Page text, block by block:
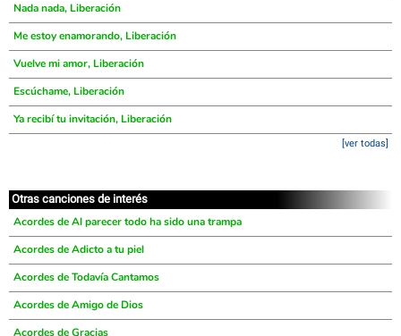
Nada nada, Liberación
Me estoy enamorando, Liberación
Vuelve mi amor, Liberación
Escúchame, Liberación
Ya recibí tu invitación, Liberación
[ver todas]
Otras canciones de interés
Acordes de Al parecer todo ha sido una trampa
Acordes de Adicto a tu piel
Acordes de Todavía Cantamos
Acordes de Amigo de Dios
Acordes de Gracias